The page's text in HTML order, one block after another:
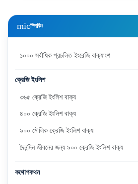
micস্পিকিং
১০০০ সর্বাধিক প্রচলিত ইংরেজি বাক্যাংশ
ক্রেজি ইংলিশ
৩৬৫ ক্রেজি ইংলিশ বাক্য
৪০০ ক্রেজি ইংলিশ বাক্য
৯০০ মৌলিক ক্রেজি ইংলিশ বাক্য
দৈনন্দিন জীবনের জন্য ৯০০ ক্রেজি ইংলিশ বাক্য
কথোপকথন